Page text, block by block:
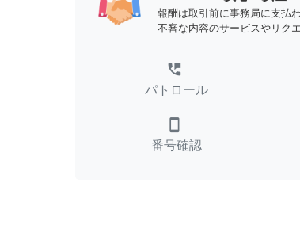
報酬は取引前に事務局に支払
不審な内容のサービスやリク
perm_phone_msg
パトロール
smartphone
番号確認